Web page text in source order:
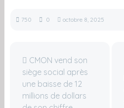
750 0 octobre 8, 2025
CMON vend son
siège social après
une baisse de 12
millions de dollars